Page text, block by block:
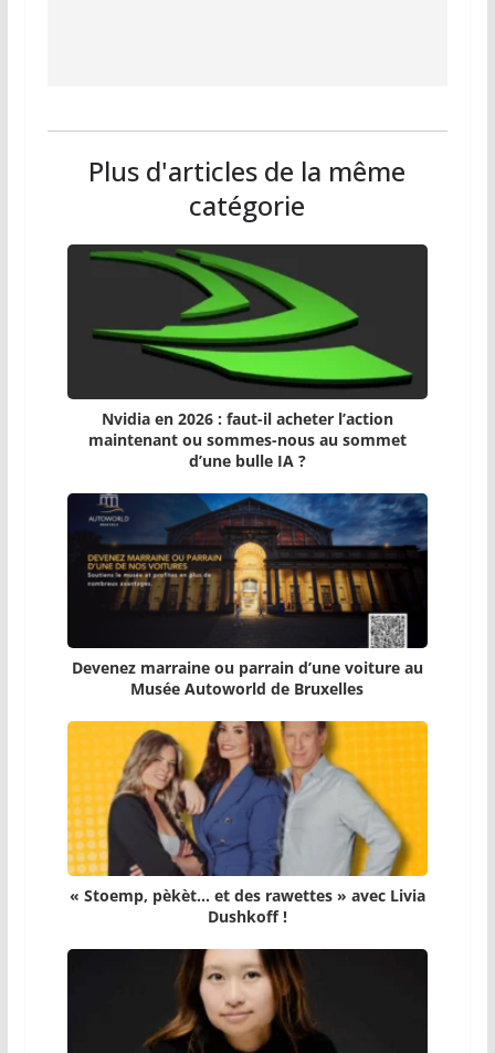
Plus d'articles de la même
catégorie
Nvidia en 2026 : faut-il acheter l’action
maintenant ou sommes-nous au sommet
d’une bulle IA ?
Devenez marraine ou parrain d’une voiture au
Musée Autoworld de Bruxelles
« Stoemp, pèkèt… et des rawettes » avec Livia
Dushkoff !